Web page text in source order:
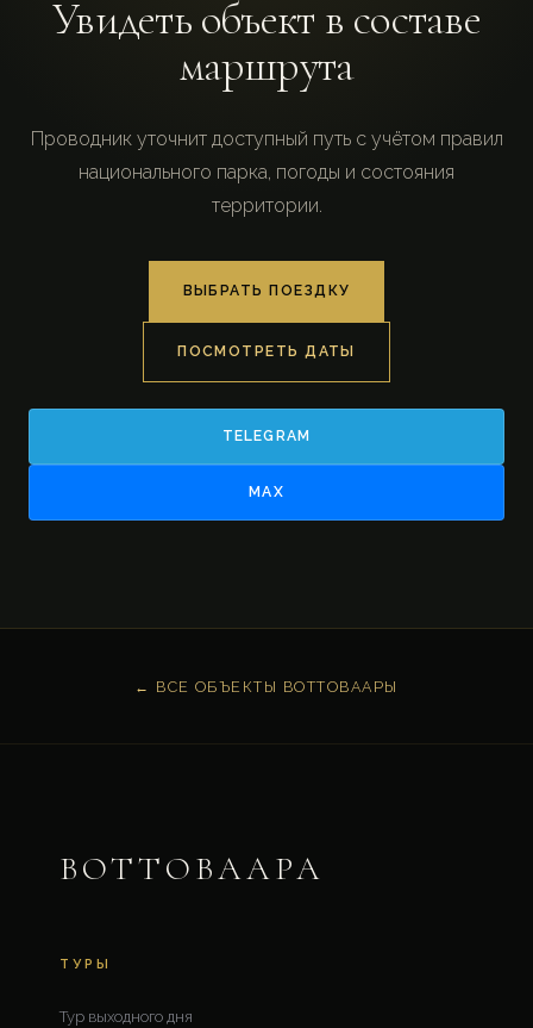
Увидеть объект в составе
маршрута
Проводник уточнит доступный путь с учётом правил
национального парка, погоды и состояния
территории.
ВЫБРАТЬ ПОЕЗДКУ
ПОСМОТРЕТЬ ДАТЫ
TELEGRAM
MAX
← ВСЕ ОБЪЕКТЫ ВОТТОВААРЫ
ВОТТОВААРА
ТУРЫ
Тур выходного дня